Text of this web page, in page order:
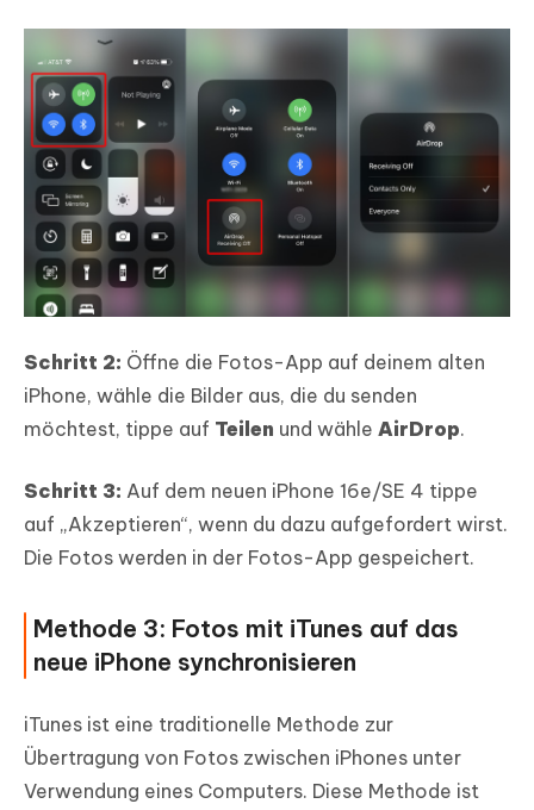
Schritt 2: Öffne die Fotos-App auf deinem alten
iPhone, wähle die Bilder aus, die du senden
möchtest, tippe auf Teilen und wähle AirDrop.
Schritt 3: Auf dem neuen iPhone 16e/SE 4 tippe
auf „Akzeptieren“, wenn du dazu aufgefordert wirst.
Die Fotos werden in der Fotos-App gespeichert.
Methode 3: Fotos mit iTunes auf das
neue iPhone synchronisieren
iTunes ist eine traditionelle Methode zur
Übertragung von Fotos zwischen iPhones unter
Verwendung eines Computers. Diese Methode ist